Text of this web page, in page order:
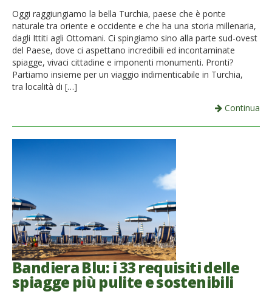
Oggi raggiungiamo la bella Turchia, paese che è ponte
naturale tra oriente e occidente e che ha una storia millenaria,
dagli Ittiti agli Ottomani. Ci spingiamo sino alla parte sud-ovest
del Paese, dove ci aspettano incredibili ed incontaminate
spiagge, vivaci cittadine e imponenti monumenti. Pronti?
Partiamo insieme per un viaggio indimenticabile in Turchia,
tra località di […]
Continua
Bandiera Blu: i 33 requisiti delle
spiagge più pulite e sostenibili